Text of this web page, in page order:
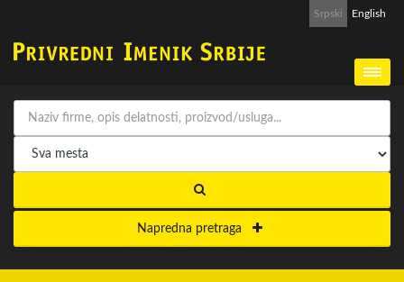
Srpski English
Napredna pretraga